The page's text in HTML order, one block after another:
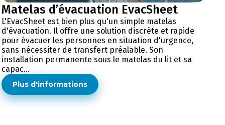
Matelas d’évacuation EvacSheet
L'EvacSheet est bien plus qu'un simple matelas
d'évacuation. Il offre une solution discrète et rapide
pour évacuer les personnes en situation d'urgence,
sans nécessiter de transfert préalable. Son
installation permanente sous le matelas du lit et sa
capac...
Plus d'informations